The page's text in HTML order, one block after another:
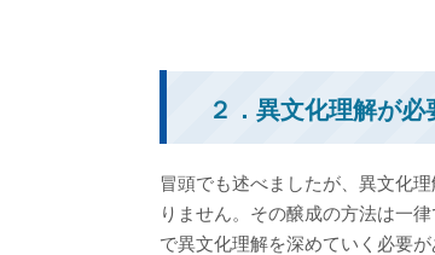
２．異文化理解が必
冒頭でも述べましたが、異文化
りません。その醸成の方法は一
で異文化理解を深めていく必要が